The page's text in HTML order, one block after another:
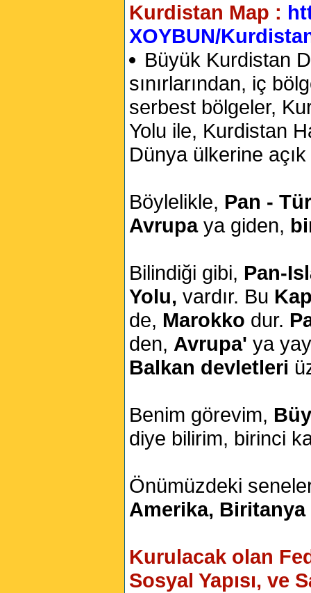
Kurdistan Map :
XOYBUN/
Büyük Kurdistan
sınırlarından, iç
serbest bölgeler,
Yolu ile, Kurdistan
Dünya ülkerine
Böylelikle, Pan -
Avrupaya giden,
Bilindiği gibi, Pan-
Yolu, vardır. Bu
de, Marokko dur.
den, Avrupa' ya
Balkan devletleri
Benim görevim,
diye bilirim, birinci
Önümüzdeki
Amerika, Biritanya
Kurulacak olan
Sosyal Yapısı, ve